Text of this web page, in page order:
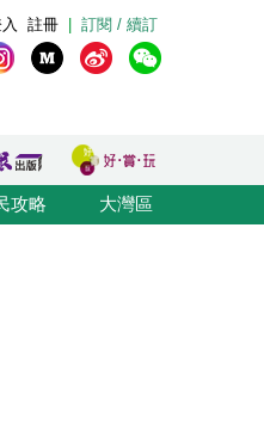
訂閱 / 續訂
註冊
攻略 大灣區